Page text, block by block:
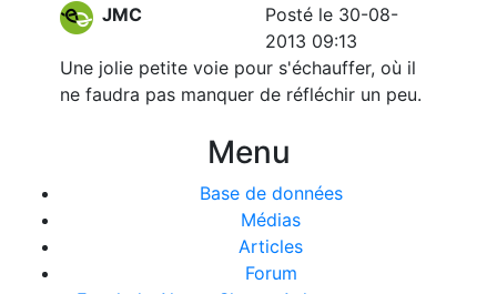
JMC
Posté le 30-08-
2013 09:13
Une jolie petite voie pour s'échauffer, où il
ne faudra pas manquer de réfléchir un peu.
Menu
Base de données
Médias
Articles
Forum